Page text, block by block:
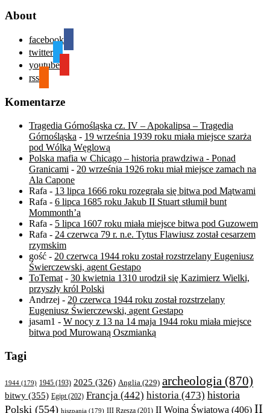
About
facebook
twitter
youtube
rss
Komentarze
Tragedia Górnośląska cz. IV – Apokalipsa – Tragedia
Górnośląska - 19 września 1939 roku miała miejsce szarża
pod Wólką Węglową
Polska mafia w Chicago – historia prawdziwa - Ponad
Granicami - 20 września 1926 roku miał miejsce zamach na
Ala Capone
Rafa - 13 lipca 1666 roku rozegrała się bitwa pod Mątwami
Rafa - 6 lipca 1685 roku Jakub II Stuart stłumił bunt
Mommonth’a
Rafa - 5 lipca 1607 roku miała miejsce bitwa pod Guzowem
Rafa - 24 czerwca 79 r. n.e. Tytus Flawiusz został cesarzem
rzymskim
gość - 20 czerwca 1944 roku został rozstrzelany Eugeniusz
Świerczewski, agent Gestapo
ToTemat - 30 kwietnia 1310 urodził się Kazimierz Wielki,
przyszły król Polski
Andrzej - 20 czerwca 1944 roku został rozstrzelany
Eugeniusz Świerczewski, agent Gestapo
jasam1 - W nocy z 13 na 14 maja 1944 roku miała miejsce
bitwa pod Murowaną Oszmianką
Tagi
1944 (179) 1945 (193) 2025 (326) Anglia (229) archeologia (870)
bitwy (355) Egipt(202) Francja (442) historia (473) historia
Polski (554) hiszpania (179) III Rzesza (201) II Wojna Światowa (406) II